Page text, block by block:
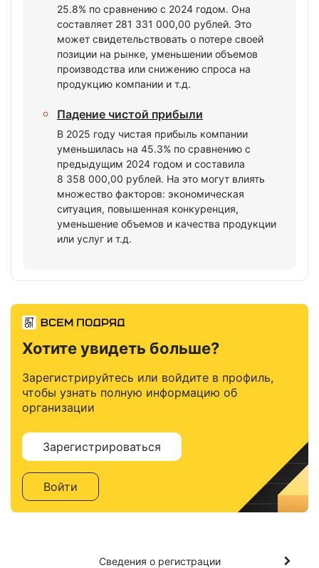
25.8% по сравнению с 2024 годом. Она
составляет 281 331 000,00 рублей. Это
может свидетельствовать о потере своей
позиции на рынке, уменьшении объемов
производства или снижению спроса на
продукцию компании и т.д.
Падение чистой прибыли
В 2025 году чистая прибыль компании
уменьшилась на 45.3% по сравнению с
предыдущим 2024 годом и составила
8 358 000,00 рублей. На это могут влиять
множество факторов: экономическая
ситуация, повышенная конкуренция,
уменьшение объемов и качества продукции
или услуг и т.д.
Хотите увидеть больше?
Зарегистрируйтесь или войдите в профиль,
чтобы узнать полную информацию об
организации
Зарегистрироваться
Войти
Сведения о регистрации